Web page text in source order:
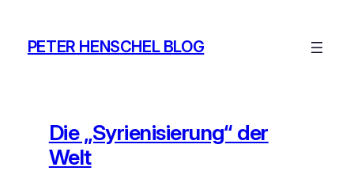
springen
PETER HENSCHEL BLOG
Die „Syrienisierung“ der
Welt